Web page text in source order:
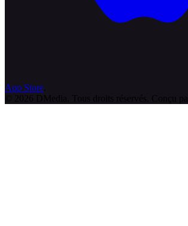
App Store
© 2026 DMedia. Tous droits réservés. Conçu par